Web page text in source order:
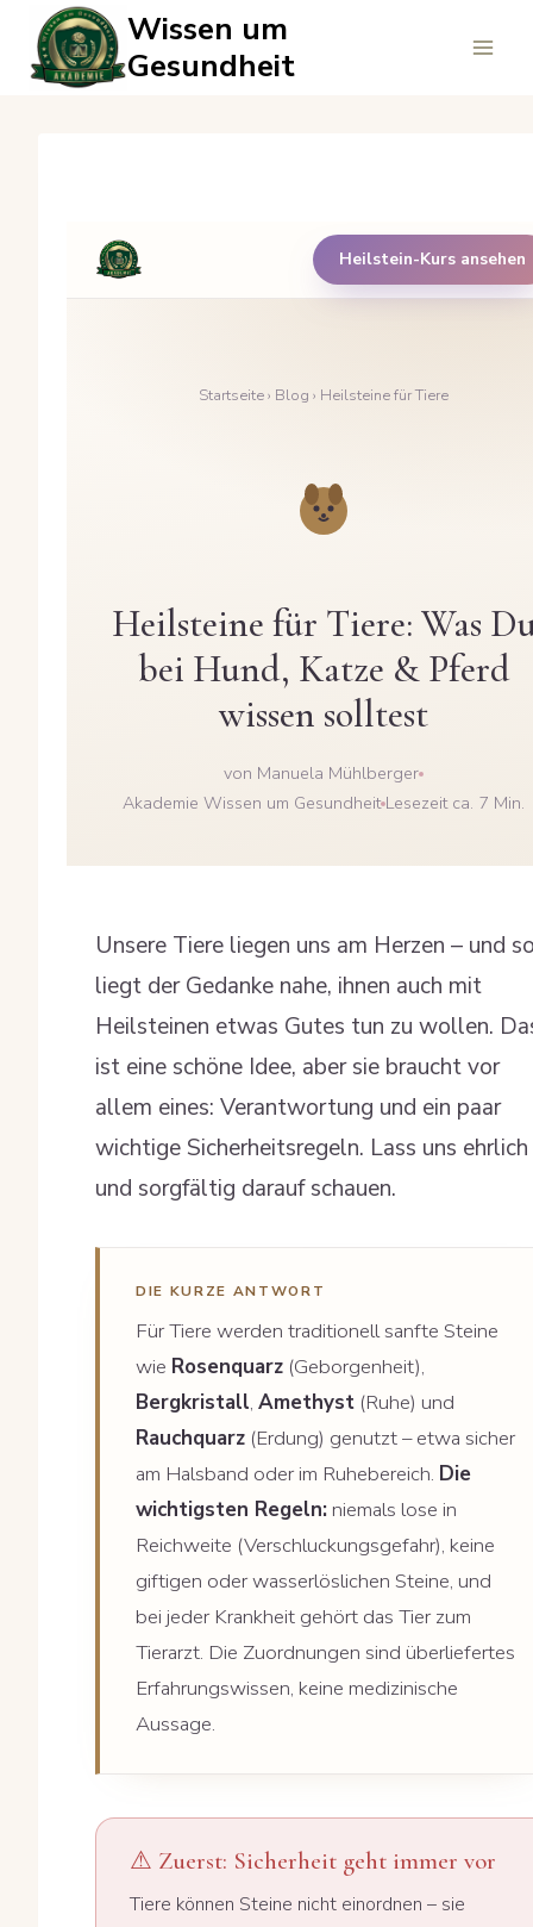
Inhalt
springen
Wissen um
Gesundheit
Heilstein-Kurs ansehen
Startseite› Blog › Heilsteine für Tiere
Heilsteine für Tiere: Was
bei Hund, Katze & Pferd
wissen solltest
von Manuela Mühlberger
Akademie Wissen um Gesundheit Lesezeit ca. 7 Min.
Unsere Tiere liegen uns am Herzen – und
liegt der Gedanke nahe, ihnen auch mit
Heilsteinen etwas Gutes tun zu wollen.
ist eine schöne Idee, aber sie braucht vor
allem eines: Verantwortung und ein paar
wichtige Sicherheitsregeln. Lass uns ehrlich
und sorgfältig darauf schauen.
DIE KURZE ANTWORT
Für Tiere werden traditionell sanfte Steine
wie Rosenquarz (Geborgenheit),
Bergkristall, Amethyst (Ruhe) und
Rauchquarz (Erdung) genutzt – etwa sicher
am Halsband oder im Ruhebereich. Die
wichtigsten Regeln: niemals lose in
Reichweite (Verschluckungsgefahr), keine
giftigen oder wasserlöslichen Steine, und
bei jeder Krankheit gehört das Tier zum
Tierarzt. Die Zuordnungen sind überliefertes
Erfahrungswissen, keine medizinische
Aussage.
⚠ Zuerst: Sicherheit geht immer vor
Tiere können Steine nicht einordnen – sie